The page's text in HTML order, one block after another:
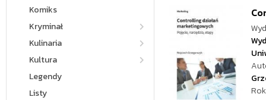
Komiks
Kryminał
Kulinaria
Kultura
Legendy
Listy